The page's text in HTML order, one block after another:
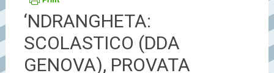
‘NDRANGHETA:
SCOLASTICO (DDA
GENOVA), PROVATA